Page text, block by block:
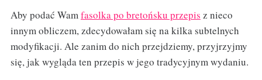
Aby podać Wamfasolka po bretońsku przepis z nieco
innym obliczem, zdecydowałam się na kilka subtelnych
modyfikacji. Ale zanim do nich przejdziemy, przyjrzyjmy
się, jak wygląda ten przepis w jego tradycyjnym wydaniu.